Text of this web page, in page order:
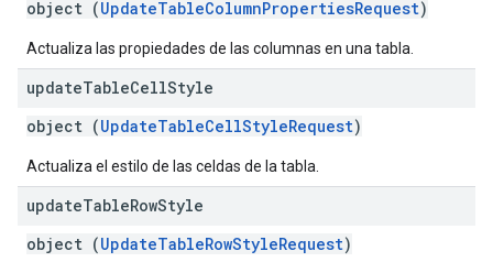
object (UpdateTableColumnPropertiesRequest)
Actualiza las propiedades de las columnas en una tabla.
updateTableCellStyle
object (UpdateTableCellStyleRequest)
Actualiza el estilo de las celdas de la tabla.
updateTableRowStyle
object (UpdateTableRowStyleRequest)